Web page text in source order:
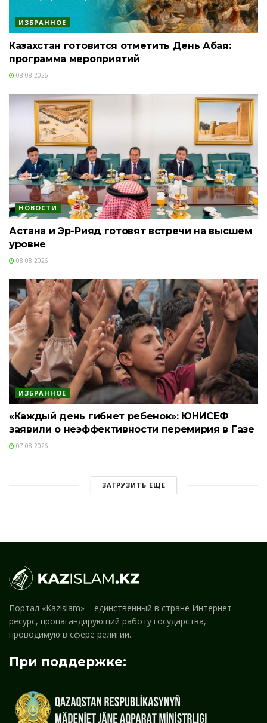
ИЗБРАННОЕ
Казахстан готовится отметить День Абая:
программа мероприятий
08.08.2026
НОВОСТИ
Астана и Эр-Рияд готовят встречи на высшем
уровне
08.08.2026
ИЗБРАННОЕ
«Каждый день гибнет ребенок»: ЮНИСЕФ
заявили о неэффективности перемирия в Газе
07.08.2026
ЗАГРУЗИТЬ ЕЩЕ
Портал «Kazislam» – единственный в стране Интернет-
ресурс, пропагандирующий работу государства,
проводимую в сфере религии.
При поддержке: